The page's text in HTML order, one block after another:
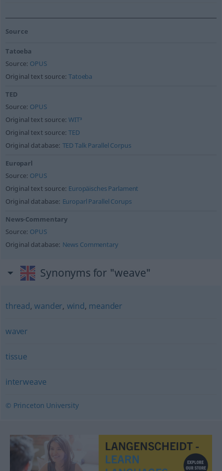
Source
Tatoeba
Source: OPUS
Original text source:Tatoeba
TED
Source: OPUS
Original text source:WIT³
Original text source:TED
Original database: TED Talk Parallel Corpus
Europarl
Source: OPUS
Original text source: Europäisches Parlament
Original database: Europarl Parallel Corups
News-Commentary
Source: OPUS
Original database: News Commentary
Synonyms for "weave"
thread,wander, wind, meander
waver
tissue
interweave
© Princeton University